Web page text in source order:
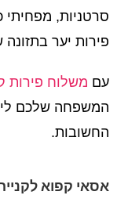
סרטניות, מפחיתי
פירות יער
עם משלוח פירות
המשפחה שלכם
החשובות.
אסאי קפוא